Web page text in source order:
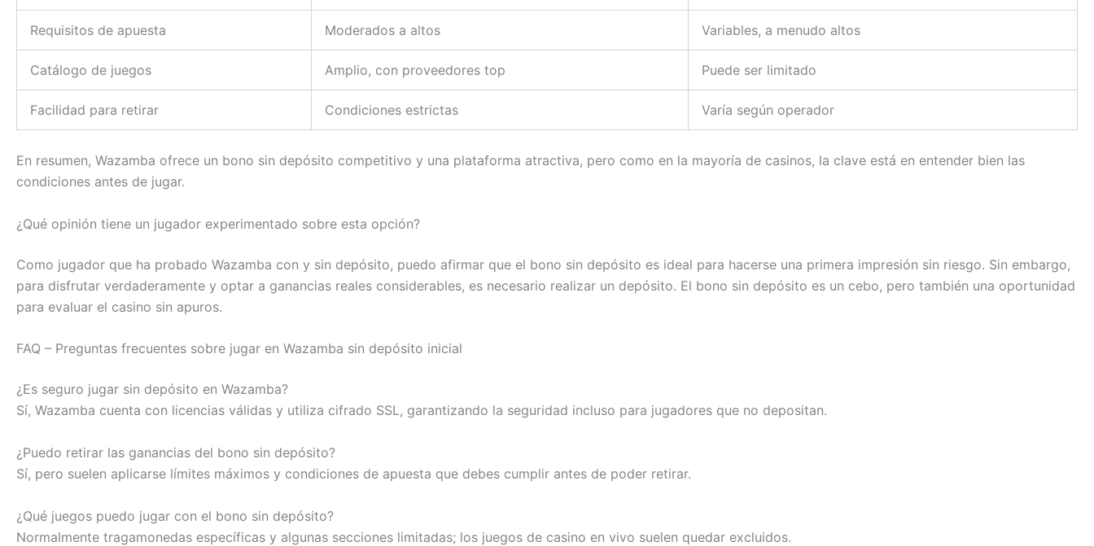
Requisitos de apuesta Moderados a altos Variables, a menudo altos
Catálogo de juegos Amplio, con proveedores top Puede ser limitado
Facilidad para retirar Condiciones estrictas Varía según operador
En resumen, Wazamba ofrece un bono sin depósito competitivo y una plataforma atractiva, pero como en la mayoría de casinos, la clave está en entender bien las
condiciones antes de jugar.
¿Qué opinión tiene un jugador experimentado sobre esta opción?
Como jugador que ha probado Wazamba con y sin depósito, puedo afirmar que el bono sin depósito es ideal para hacerse una primera impresión sin riesgo. Sin embargo,
para disfrutar verdaderamente y optar a ganancias reales considerables, es necesario realizar un depósito. El bono sin depósito es un cebo, pero también una oportunidad
para evaluar el casino sin apuros.
FAQ – Preguntas frecuentes sobre jugar en Wazamba sin depósito inicial
¿Es seguro jugar sin depósito en Wazamba?
Sí, Wazamba cuenta con licencias válidas y utiliza cifrado SSL, garantizando la seguridad incluso para jugadores que no depositan.
¿Puedo retirar las ganancias del bono sin depósito?
Sí, pero suelen aplicarse límites máximos y condiciones de apuesta que debes cumplir antes de poder retirar.
¿Qué juegos puedo jugar con el bono sin depósito?
Normalmente tragamonedas específicas y algunas secciones limitadas; los juegos de casino en vivo suelen quedar excluidos.